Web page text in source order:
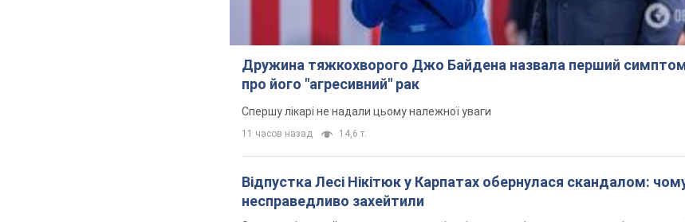
Дружина тяжкохворого Джо Байдена назвала перший симптом,
про його "агресивний" рак
Спершу лікарі не надали цьому належної уваги
11 часов назад 14,6 т.
Відпустка Лесі Нікітюк у Карпатах обернулася скандалом:
несправедливо захейтили